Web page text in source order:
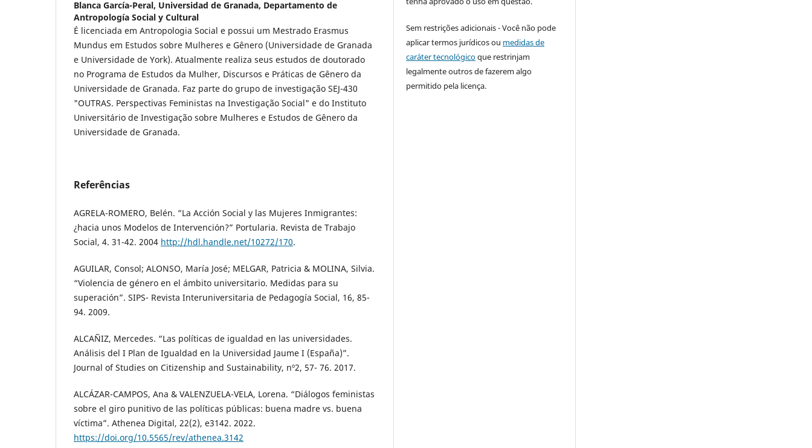
Blanca García-Peral, Universidad de Granada, Departamento de
Antropología Social y Cultural
É licenciada em Antropologia Social e possui um Mestrado Erasmus
Mundus em Estudos sobre Mulheres e Gênero (Universidade de Granada
e Universidade de York). Atualmente realiza seus estudos de doutorado
no Programa de Estudos da Mulher, Discursos e Práticas de Gênero da
Universidade de Granada. Faz parte do grupo de investigação SEJ-430
"OUTRAS. Perspectivas Feministas na Investigação Social" e do Instituto
Universitário de Investigação sobre Mulheres e Estudos de Gênero da
Universidade de Granada.
Referências
AGRELA-ROMERO, Belén. “La Acción Social y las Mujeres Inmigrantes:
¿hacia unos Modelos de Intervención?” Portularia. Revista de Trabajo
Social, 4. 31-42. 2004 http://hdl.handle.net/10272/170.
AGUILAR, Consol; ALONSO, María José; MELGAR, Patricia & MOLINA, Silvia.
“Violencia de género en el ámbito universitario. Medidas para su
superación”. SIPS- Revista Interuniversitaria de Pedagogía Social, 16, 85-
94. 2009.
ALCAÑIZ, Mercedes. “Las políticas de igualdad en las universidades.
Análisis del I Plan de Igualdad en la Universidad Jaume I (España)”.
Journal of Studies on Citizenship and Sustainability, nº2, 57- 76. 2017.
ALCÁZAR-CAMPOS, Ana & VALENZUELA-VELA, Lorena. “Diálogos feministas
sobre el giro punitivo de las políticas públicas: buena madre vs. buena
víctima”. Athenea Digital, 22(2), e3142. 2022.
https://doi.org/10.5565/rev/athenea.3142
Sem restrições adicionais - Você não pode
aplicar termos jurídicos ou medidas de
caráter tecnológicoque restrinjam
legalmente outros de fazerem algo
permitido pela licença.